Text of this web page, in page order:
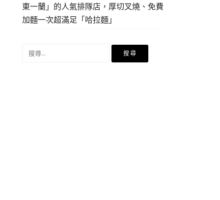
東一蘭」的人氣排隊店，厚切叉燒、免費
加麵一次超滿足「哈拉麵」